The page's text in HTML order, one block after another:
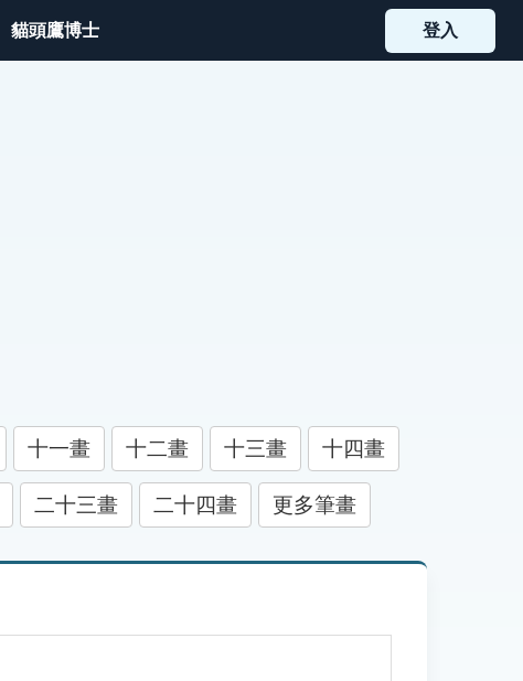
貓頭鷹博士 登入
十一畫 十二畫 十三畫 十四畫
二十三畫 二十四畫 更多筆畫